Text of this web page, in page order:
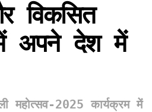
विकसित
अपने देश में
महोत्सव-2025 कार्यक्रम में